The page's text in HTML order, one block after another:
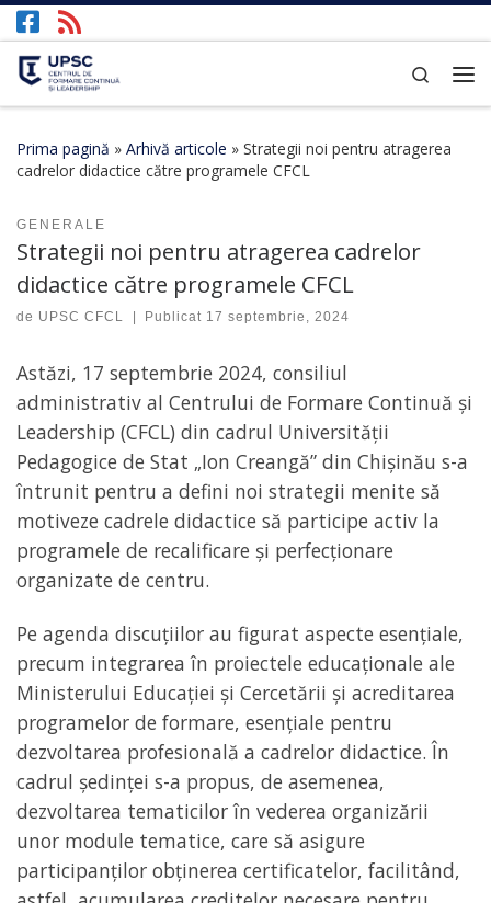
Afișează întregul conținut
Search
Prima pagină » Arhivă articole » Strategii noi pentru atragerea
cadrelor didactice către programele CFCL
GENERALE
Strategii noi pentru atragerea cadrelor
didactice către programele CFCL
de UPSC CFCL Publicat 17 septembrie, 2024
Astăzi, 17 septembrie 2024, consiliul
administrativ al Centrului de Formare Continuă și
Leadership (CFCL) din cadrul Universității
Pedagogice de Stat „Ion Creangă” din Chișinău s-a
întrunit pentru a defini noi strategii menite să
motiveze cadrele didactice să participe activ la
programele de recalificare și perfecționare
organizate de centru.
Pe agenda discuțiilor au figurat aspecte esențiale,
precum integrarea în proiectele educaționale ale
Ministerului Educației și Cercetării și acreditarea
programelor de formare, esențiale pentru
dezvoltarea profesională a cadrelor didactice. În
cadrul ședinței s-a propus, de asemenea,
dezvoltarea tematicilor în vederea organizării
unor module tematice, care să asigure
participanților obținerea certificatelor, facilitând,